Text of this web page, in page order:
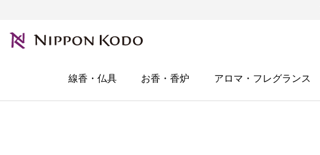
線香・仏具 お香・香炉 アロマ・フレグランス